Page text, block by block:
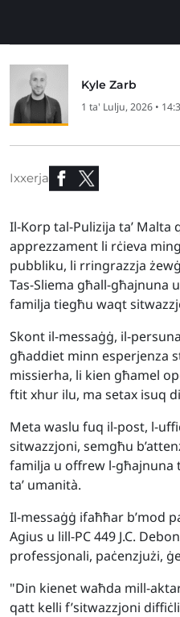
Kyle Zarb
1 ta' Lulju, 2026 •
Ixxerja
Il-Korp tal-Pulizija ta’ Malta
apprezzament li rċieva
pubbliku, li rringrazzja
Tas-Sliema għall-għajnuna
familja tiegħu waqt
Skont il-messaġġ, il-
għaddiet minn esperjenza
missierha, li kien għamel
ftit xhur ilu, ma setax isuq
Meta waslu fuq il-post, l-
sitwazzjoni, semgħu
familja u offrew l-għajnuna
ta’ umanità.
Il-messaġġ ifaħħar b’mod
Agius u lill-PC 449 J.C.
professjonali, paċenzjużi,
"Din kienet waħda mill-
qatt kelli f’sitwazzjoni